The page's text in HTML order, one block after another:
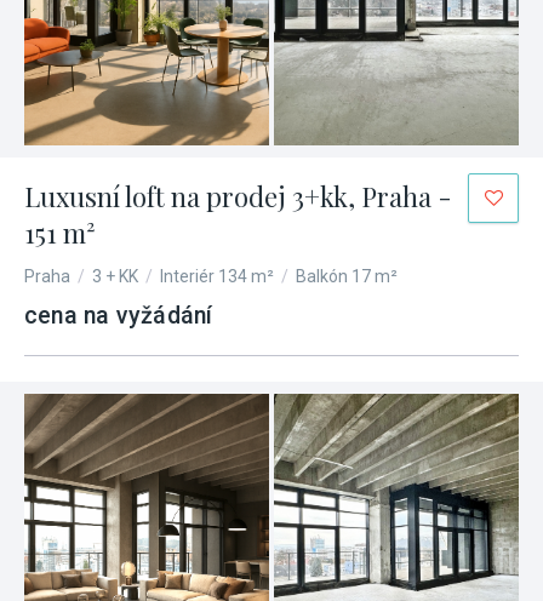
Luxusní loft na prodej 3+kk, Praha -
151 m²
Praha / 3 + KK / Interiér 134 m² / Balkón 17 m²
cena na vyžádání